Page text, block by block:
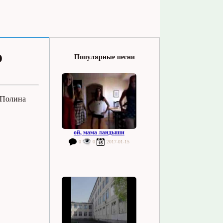
Популярные песни
ой, мама ландыши
0 0 2017-01-15